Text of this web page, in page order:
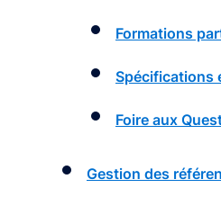
Formations
Spécifications
Foire aux
Gestion des